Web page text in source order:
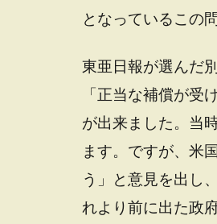
となっているこの
東亜日報が選んだ
「正当な補償が
が出来ました。当
ます。ですが、米
う」と意見を出し
れより前に出た政